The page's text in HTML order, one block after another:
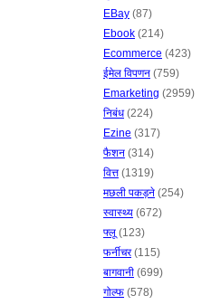
EBay (87)
Ebook (214)
Ecommerce (423)
ईमेल विपणन (759)
Emarketing (2959)
निबंध(224)
Ezine (317)
फैशन (314)
वित्त(1319)
मछली पकड़ने (254)
स्वास्थ्य (672)
फ्लू (123)
फर्नीचर(115)
बागवानी (699)
गोल्फ (578)